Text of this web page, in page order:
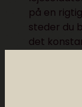
på en
steder du
det